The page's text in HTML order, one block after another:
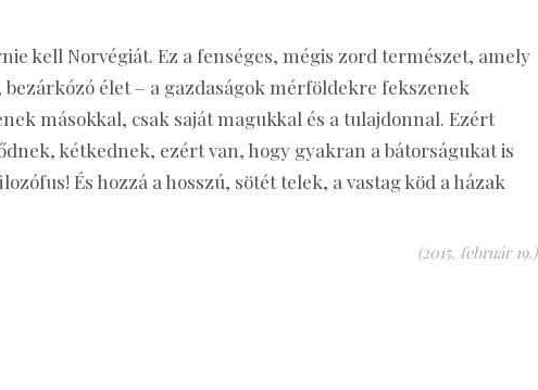
kell Norvégiát. Ez a fenséges, mégis zord természet, amely
élet – a gazdaságok mérföldekre fekszenek
másokkal, csak saját magukkal és a tulajdonnal. Ezért
kétkednek, ezért van, hogy gyakran a bátorságukat is
És hozzá a hosszú, sötét telek, a vastag köd a házak
(2015. február 19.)